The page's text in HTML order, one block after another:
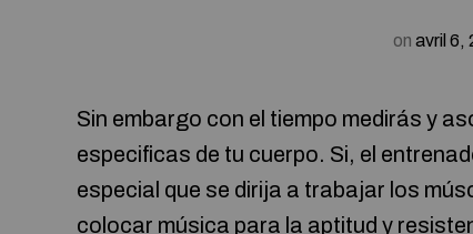
on avril 6,
Sin embargo con el tiempo medirás y
especificas de tu cuerpo. Si, el
especial que se dirija a trabajar los
colocar música para la aptitud y